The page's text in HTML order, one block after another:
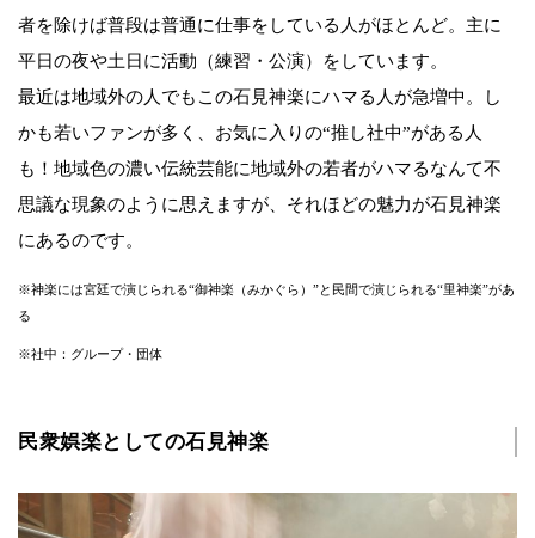
者を除けば普段は普通に仕事をしている人がほとんど。主に
平日の夜や土日に活動（練習・公演）をしています。
最近は地域外の人でもこの石見神楽にハマる人が急増中。し
かも若いファンが多く、お気に入りの“推し社中”がある人
も！地域色の濃い伝統芸能に地域外の若者がハマるなんて不
思議な現象のように思えますが、それほどの魅力が石見神楽
にあるのです。
※神楽には宮廷で演じられる“御神楽（みかぐら）”と民間で演じられる“里神楽”があ
る
※社中：グループ・団体
民衆娯楽としての石見神楽